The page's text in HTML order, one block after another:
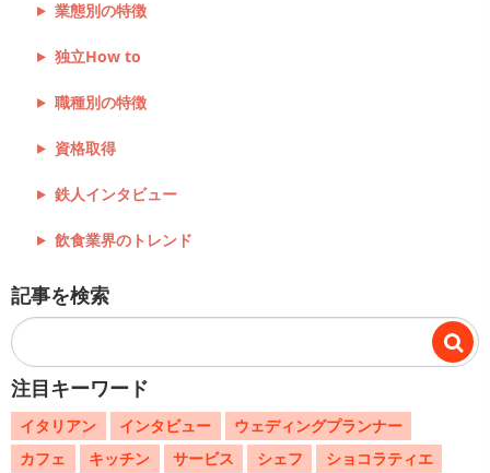
業態別の特徴
独立How to
職種別の特徴
資格取得
鉄人インタビュー
飲食業界のトレンド
記事を検索
注目キーワード
イタリアン インタビュー
ウェディングプランナー
カフェ
キッチン サービス シェフ
ショコラティエ